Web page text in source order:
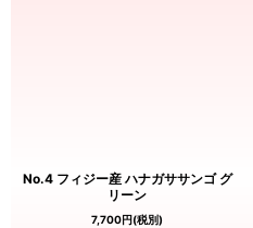
No.4 フィジー産 ハナガササンゴ グ
リーン
7,700円(税別)